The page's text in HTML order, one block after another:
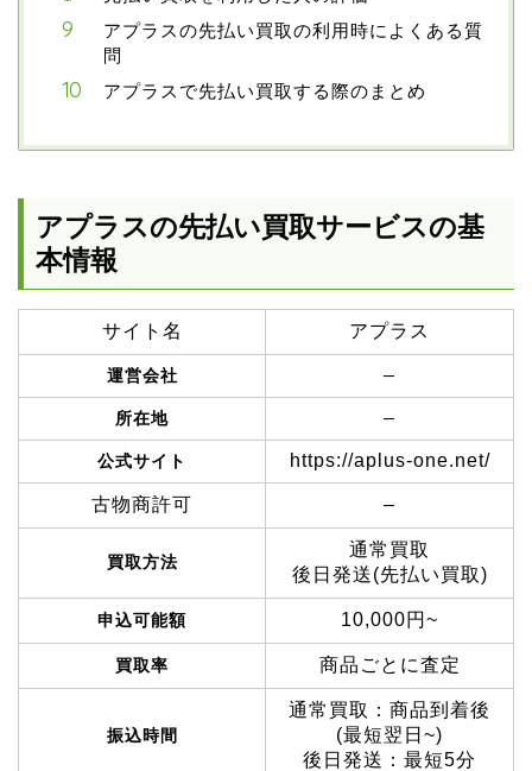
アプラスの先払い買取の利用時によくある質
問
アプラスで先払い買取する際のまとめ
アプラスの先払い買取サービスの基
本情報
サイト名 アプラス
運営会社 –
所在地 –
公式サイト https://aplus-one.net/
古物商許可 –
買取方法
通常買取
後日発送(先払い買取)
申込可能額 10,000円~
買取率 商品ごとに査定
振込時間
通常買取：商品到着後
(最短翌日~)
後日発送：最短5分